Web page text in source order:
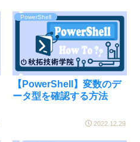
PowerShell
【PowerShell】変数のデ
ータ型を確認する方法
2022.12.29